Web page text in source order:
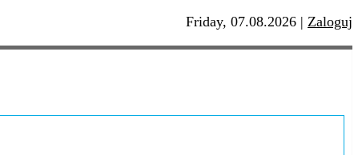
Friday, 07.08.2026 | Zaloguj